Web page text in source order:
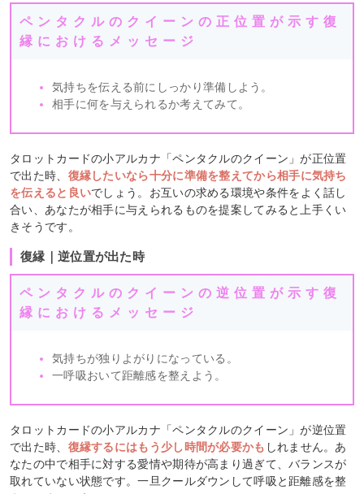
ペンタクルのクイーンの正位置が示す復
縁におけるメッセージ
気持ちを伝える前にしっかり準備しよう。
相手に何を与えられるか考えてみて。
タロットカードの小アルカナ「ペンタクルのクイーン」が正位置
で出た時、 復縁したいなら十分に準備を整えてから相手に気持ち
を伝えると良いでしょう。お互いの求める環境や条件をよく話し
合い、あなたが相手に与えられるものを提案してみると上手くい
きそうです。
復縁｜逆位置が出た時
ペンタクルのクイーンの逆位置が示す復
縁におけるメッセージ
気持ちが独りよがりになっている。
一呼吸おいて距離感を整えよう。
タロットカードの小アルカナ「ペンタクルのクイーン」が逆位置
で出た時、 復縁するにはもう少し時間が必要かも しれません。あ
なたの中で相手に対する愛情や期待が高まり過ぎて、バランスが
取れていない状態です。一旦クールダウンして呼吸と距離感を整